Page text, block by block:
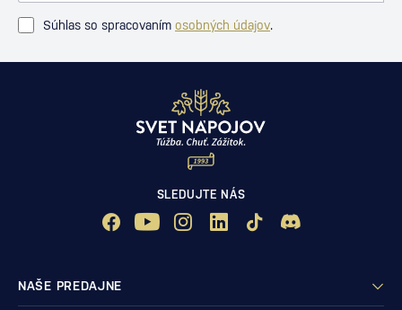
Súhlas so spracovaním osobných údajov.
SLEDUJTE NÁS
NAŠE PREDAJNE